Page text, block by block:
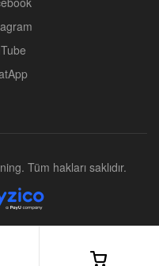
Tüm hakları saklıdır.